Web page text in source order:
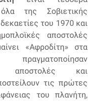
όλα της Σοβιετικής
του 1970 και
αποστολές
«Αφροδίτη» στα
αποστολές και
τις πρώτες
του πλανήτη,